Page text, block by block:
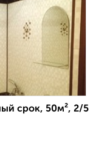
срок, 50м², 2/5